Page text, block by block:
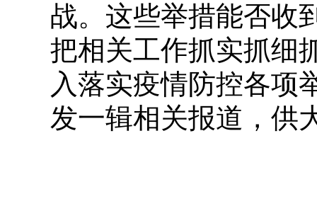
战。这些举措能否收
把相关工作抓实抓细
入落实疫情防控各项
发一辑相关报道，供